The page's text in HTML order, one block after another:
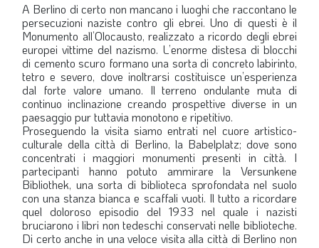
A Berlino di certo non mancano i luoghi che raccontano le
persecuzioni naziste contro gli ebrei. Uno di questi è il
Monumento all’Olocausto, realizzato a ricordo degli ebrei
europei vittime del nazismo. L’enorme distesa di blocchi
di cemento scuro formano una sorta di concreto labirinto,
tetro e severo, dove inoltrarsi costituisce un’esperienza
dal forte valore umano. Il terreno ondulante muta di
continuo inclinazione creando prospettive diverse in un
paesaggio pur tuttavia monotono e ripetitivo.
Proseguendo la visita siamo entrati nel cuore artistico-
culturale della città di Berlino, la Babelplatz; dove sono
concentrati i maggiori monumenti presenti in città. I
partecipanti hanno potuto ammirare la Versunkene
Bibliothek, una sorta di biblioteca sprofondata nel suolo
con una stanza bianca e scaffali vuoti. Il tutto a ricordare
quel doloroso episodio del 1933 nel quale i nazisti
bruciarono i libri non tedeschi conservati nelle biblioteche.
Di certo anche in una veloce visita alla città di Berlino non